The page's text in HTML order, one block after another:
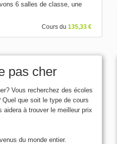
6 salles de classe, une
Cours du 135,33 €
pas cher
Vous recherchez des écoles
Quel que soit le type de cours
aidera à trouver le meilleur prix
du monde entier.